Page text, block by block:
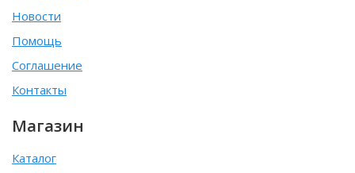
Новости
Помощь
Соглашение
Контакты
Магазин
Каталог